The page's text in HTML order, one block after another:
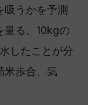
うかを予測
量る。10kgの
したことが分
米歩合、気